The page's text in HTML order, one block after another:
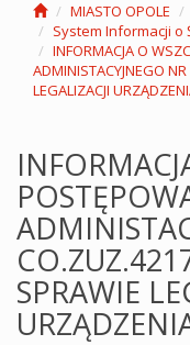
MIASTO OPOLE
System Informacji o
INFORMACJA O
ADMINISTACYJNEGO
LEGALIZACJI
SPRAWIE